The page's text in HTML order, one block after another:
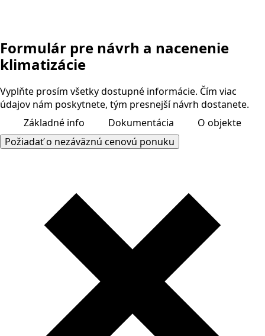
Formulár pre návrh a nacenenie
klimatizácie
Vyplňte prosím všetky dostupné informácie. Čím viac
údajov nám poskytnete, tým presnejší návrh dostanete.
Základné info Dokumentácia O objekte
Požiadať o nezáväznú cenovú ponuku